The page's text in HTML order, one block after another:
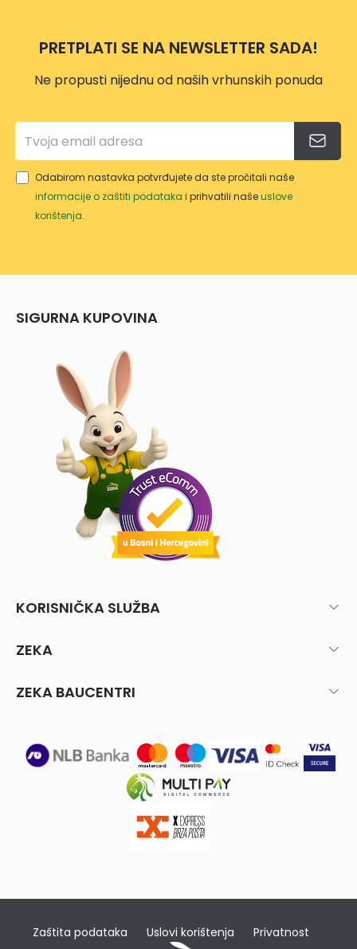
PRETPLATI SE NA NEWSLETTER SADA!
Ne propusti nijednu od naših vrhunskih ponuda
Odabirom nastavka potvrđujete da ste pročitali naše
informacije o zaštiti podataka i prihvatili našeuslove
korištenja.
SIGURNA KUPOVINA
KORISNIČKA SLUŽBA
ZEKA
ZEKA BAUCENTRI
Zaštita podataka Uslovi korištenja Privatnost